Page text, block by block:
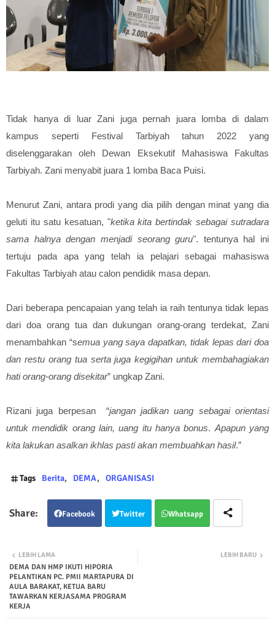
Tidak hanya di luar Zani juga pernah juara lomba di dalam
kampus seperti Festival Tarbiyah tahun 2022 yang
diselenggarakan oleh Dewan Eksekutif Mahasiswa Fakultas
Tarbiyah. Zani menyabit juara 1 lomba Baca Puisi.
Menurut Zani, antara prodi yang dia pilih dengan minat yang dia
geluti itu satu kesatuan, "ketika kita bertindak sebagai sutradara
sama halnya dengan menjadi seorang guru". tentunya hal ini
tertuju pada apa yang telah ia pelajari sebagai mahasiswa
Fakultas Tarbiyah atau calon pendidik masa depan.
Dari beberapa pencapaian yang telah ia raih tentunya tidak lepas
dari doa orang tua dan dukungan orang-orang terdekat, Zani
menambahkan “semua yang saya dapatkan, tidak lepas dari doa
dan restu orang tua serta juga kegigihan untuk membahagiakan
hati orang-orang disekitar” ungkap Zani.
Rizani juga berpesan “jangan jadikan uang sebagai orientasi
untuk mendidik orang lain, uang itu hanya bonus. Apapun yang
kita lakukan asalkan ikhlas pasti akan membuahkan hasil.”
Tags Berita DEMA ORGANISASI
Facebook Twitter Whatsapp
LEBIH BARU
LEBIH LAMA
DEMA DAN HMP IKUTI HIPORIA
PELANTIKAN PC. PMII MARTAPURA DI
AULA BARAKAT, KETUA BARU
TAWARKAN KERJASAMA PROGRAM
KERJA